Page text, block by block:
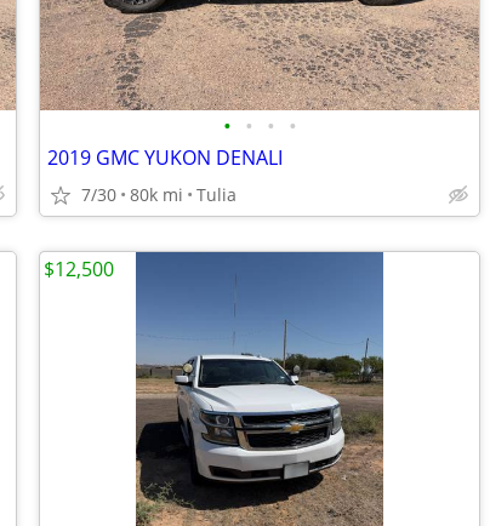
• • • •
2019 GMC YUKON DENALI
7/30 80k mi Tulia
$12,500